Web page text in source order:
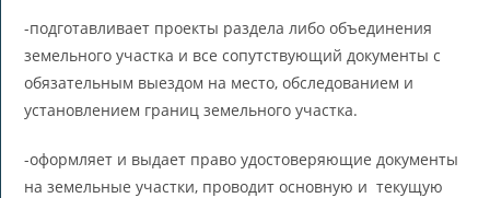
-подготавливает проекты раздела либо объединения
земельного участка и все сопутствующий документы с
обязательным выездом на место, обследованием и
установлением границ земельного участка.
-оформляет и выдает право удостоверяющие документы
на земельные участки, проводит основную и текущую